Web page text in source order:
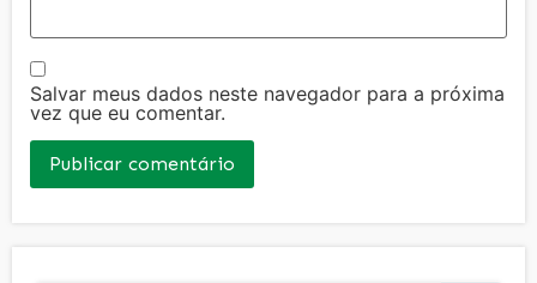
Salvar meus dados neste navegador para a próxima
vez que eu comentar.